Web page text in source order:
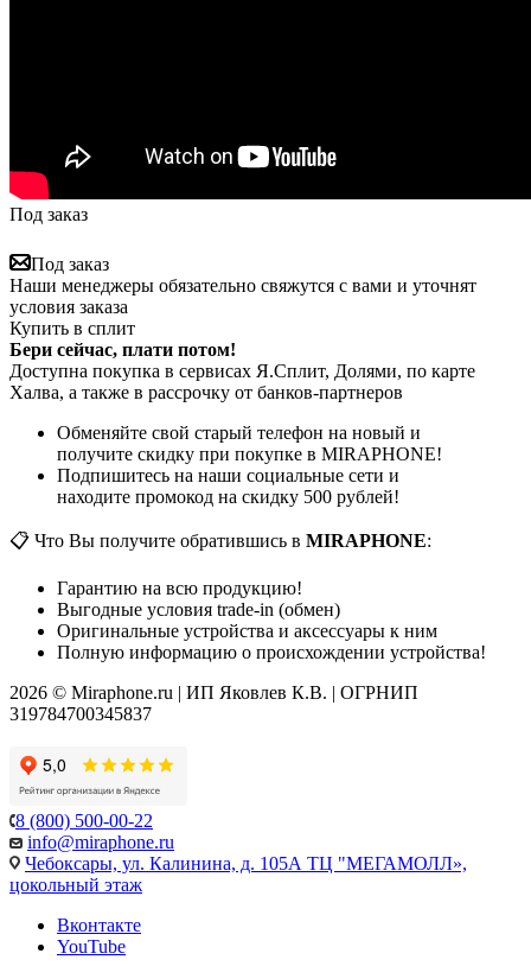
Под заказ
Под заказ
Наши менеджеры обязательно свяжутся с вами и уточнят
условия заказа
Купить в сплит
Бери сейчас, плати потом!
Доступна покупка в сервисах Я.Сплит, Долями, по карте
Халва, а также в рассрочку от банков-партнеров
Обменяйте свой старый телефон на новый и
получите скидку при покупке в MIRAPHONE!
Подпишитесь на наши социальные сети и
находите промокод на скидку 500 рублей!
📋 Что Вы получите обратившись в MIRAPHONE:
Гарантию на всю продукцию!
Выгодные условия trade-in (обмен)
Оригинальные устройства и аксессуары к ним
Полную информацию о происхождении устройства!
2026 © Miraphone.ru | ИП Яковлев К.В. | ОГРНИП
319784700345837
8 (800) 500-00-22
info@miraphone.ru
Чебоксары, ул. Калинина, д. 105А ТЦ "МЕГАМОЛЛ»,
цокольный этаж
Вконтакте
YouTube